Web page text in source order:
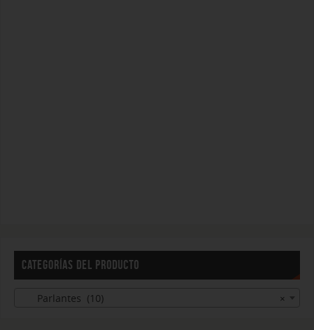
CATEGORÍAS DEL PRODUCTO
×
Parlantes (10)